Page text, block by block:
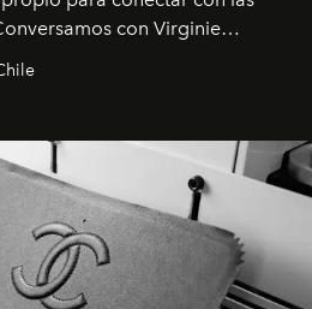
con Virginie
cultura y el valor